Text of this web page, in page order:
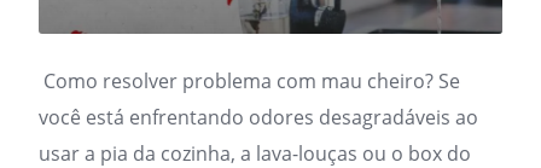
Como resolver problema com mau cheiro? Se
você está enfrentando odores desagradáveis ao
usar a pia da cozinha, a lava-louças ou o box do